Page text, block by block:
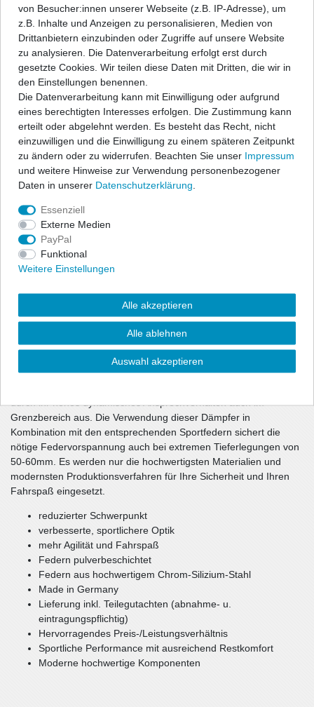
ap Sportfahrwerke garantieren sportlichen Fahrspaß und
Sicherheit zu einem hervorragenden Preis-/Leistungsverhältnis.
Ein festes, fahrzeugspezifisches Dämpfersetup wird mit den
bewährten ap-Tieferlegungsfedern kombiniert zu einem
Komplettfahrwerk und erfüllt höchste Ansprüche.
Der Lieferumfang beschränkt sich auf die Federn und
Stoßdämpfer. Alle anderen Bauteile können vom vorhandenen
Serienfahrwerk übernommen werden, sofern sie nicht beschädigt
sind. Wir liefern diese Teile auf Anfrage auch gerne mit. In allen
Komplettfahrwerken werden die bewährten ap-Sportfedern in
Sportdämpfer eingesetzt. Die Nickbewegung beim Bremsen wird
stark reduziert und die Seitenneigungen bei Kurvenfahrten
wesentlich verbessert. Die abgestimmten Sportfahrwerke
übermitteln Ihnen eine direkte Rückmeldung des Fahrzustandes
und geben Ihnen das sichere Gefühl einer kraftschlüssigen
sportliche Optik und über eine gehörige Portion mehr Dynamik.
Die Dämpfercharakteristik und die Federrate wurden im
Fahrversuch wechselseitig optimiert. Die unmittelbar
ansprechenden Dämpfer haben gegenüber dem Serienfahrwerk
eine ca. 10-1getönt (durchsichtig) härtere Dämpfung und sorgen
damit für ein souveränes Fahrverhalten Ihres Fahrzeugs.
durch ihr hohes dynamisches Ansprechverhalten auch im
Grenzbereich aus. Die Verwendung dieser Dämpfer in
Kombination mit den entsprechenden Sportfedern sichert die
nötige Federvorspannung auch bei extremen Tieferlegungen von
50-60mm. Es werden nur die hochwertigsten Materialien und
modernsten Produktionsverfahren für Ihre Sicherheit und Ihren
Fahrspaß eingesetzt.
reduzierter Schwerpunkt
verbesserte, sportlichere Optik
mehr Agilität und Fahrspaß
Federn pulverbeschichtet
Federn aus hochwertigem Chrom-Silizium-Stahl
Made in Germany
Lieferung inkl. Teilegutachten (abnahme- u.
eintragungspflichtig)
Hervorragendes Preis-/Leistungsverhältnis
Sportliche Performance mit ausreichend Restkomfort
Moderne hochwertige Komponenten
von Besucher:innen unserer Webseite (z.B. IP-Adresse), um
z.B. Inhalte und Anzeigen zu personalisieren, Medien von
Drittanbietern einzubinden oder Zugriffe auf unsere Website
zu analysieren. Die Datenverarbeitung erfolgt erst durch
gesetzte Cookies. Wir teilen diese Daten mit Dritten, die wir in
den Einstellungen benennen.
Die Datenverarbeitung kann mit Einwilligung oder aufgrund
eines berechtigten Interesses erfolgen. Die Zustimmung kann
erteilt oder abgelehnt werden. Es besteht das Recht, nicht
einzuwilligen und die Einwilligung zu einem späteren Zeitpunkt
zu ändern oder zu widerrufen. Beachten Sie unser Impressum
und weitere Hinweise zur Verwendung personenbezogener
Daten in unserer Daten­schutz­erklärung
Essenziell
Externe Medien
PayPal
Funktional
Weitere Einstellungen
Alle akzeptieren
Alle ablehnen
Auswahl akzeptieren